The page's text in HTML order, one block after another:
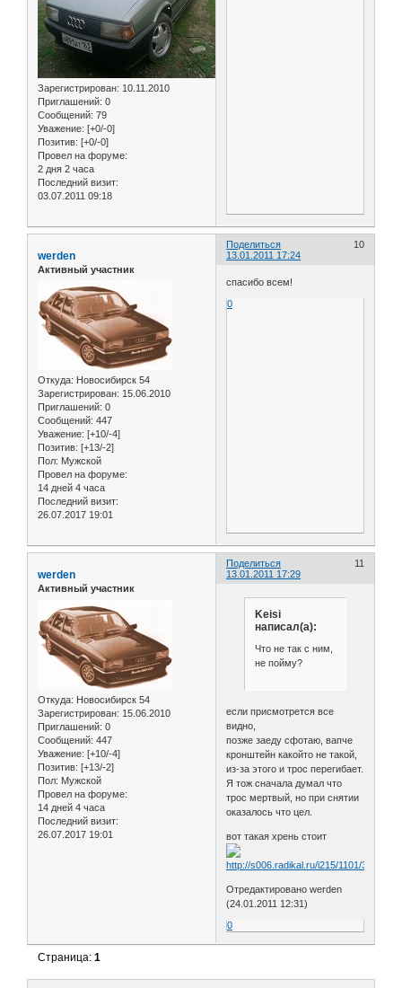
Зарегистрирован: 10.11.2010
Приглашений: 0
Сообщений: 79
Уважение: [+0/-0]
Позитив: [+0/-0]
Провел на форуме:
2 дня 2 часа
Последний визит:
03.07.2011 09:18
Поделиться
10
13.01.2011 17:24
werden
Активный участник
Откуда: Новосибирск 54
Зарегистрирован: 15.06.2010
Приглашений: 0
Сообщений: 447
Уважение: [+10/-4]
Позитив: [+13/-2]
Пол: Мужской
Провел на форуме:
14 дней 4 часа
Последний визит:
26.07.2017 19:01
спасибо всем!
0
Поделиться
11
13.01.2011 17:29
werden
Активный участник
Откуда: Новосибирск 54
Зарегистрирован: 15.06.2010
Приглашений: 0
Сообщений: 447
Уважение: [+10/-4]
Позитив: [+13/-2]
Пол: Мужской
Провел на форуме:
14 дней 4 часа
Последний визит:
26.07.2017 19:01
Keisi
написал(а):
Что не так с ним,
не пойму?
если присмотрется все
видно,
позже заеду сфотаю, вапче
кронштейн какойто не такой,
из-за этого и трос перегибает.
Я тож сначала думал что
трос мертвый, но при снятии
оказалось что цел.
вот такая хрень стоит
Отредактировано werden
(24.01.2011 12:31)
0
Страница:1